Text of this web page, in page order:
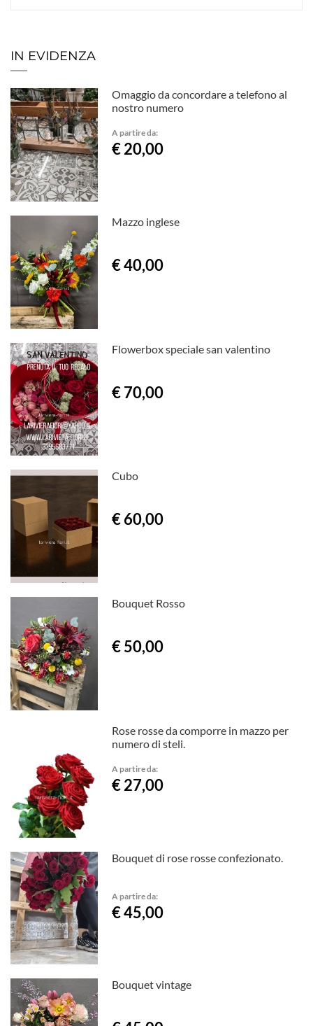
IN EVIDENZA
Omaggio da concordare a telefono al
nostro numero
A partire da:
€ 20,00
Mazzo inglese
€ 40,00
Flowerbox speciale san valentino
€ 70,00
Cubo
€ 60,00
Bouquet Rosso
€ 50,00
Rose rosse da comporre in mazzo per
numero di steli.
A partire da:
€ 27,00
Bouquet di rose rosse confezionato.
A partire da:
€ 45,00
Bouquet vintage